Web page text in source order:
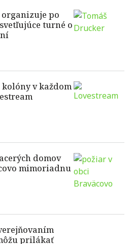
po
turné o
v každom
domov
mimoriadnu
prilákať